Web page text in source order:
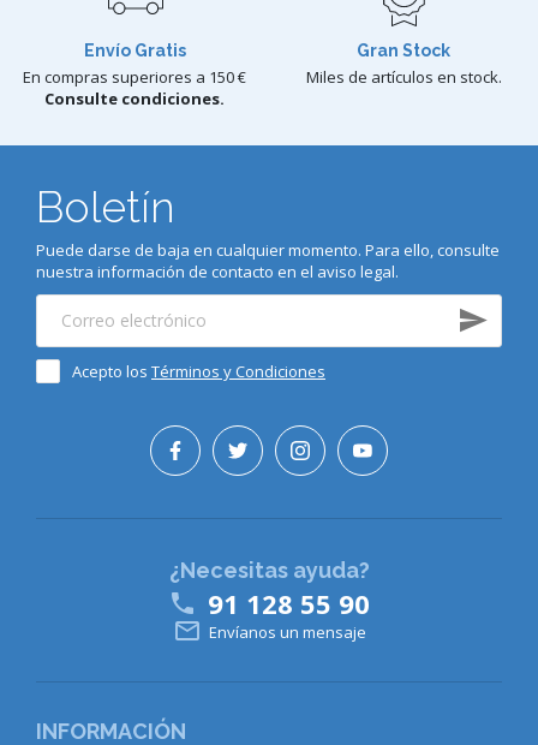
Envío Gratis
En compras superiores a 150 €
Consulte condiciones.
Gran Stock
Miles de artículos en stock.
Boletín
Puede darse de baja en cualquier momento. Para ello, consulte
nuestra información de contacto en el aviso legal.
Acepto los Términos y Condiciones
INFORMACIÓN
¿Necesitas ayuda?
 91 128 55 90
 Envíanos un mensaje